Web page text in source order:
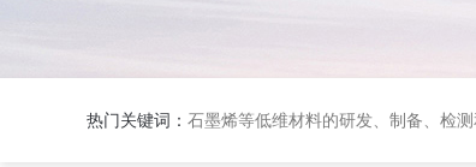
热门关键词： 石墨烯等低维材料的研发、制备、检测